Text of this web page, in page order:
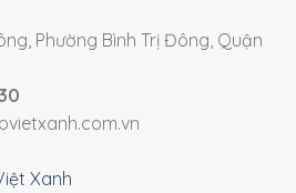
Phường Bình Trị Đông, Quận
Xanh